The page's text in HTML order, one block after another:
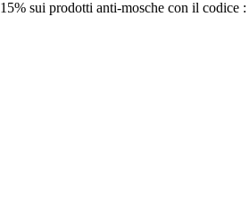
15% sui prodotti anti-mosche con il codice :